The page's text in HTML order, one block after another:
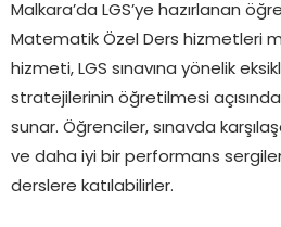
Malkara’da LGS’ye hazırlanan
Matematik Özel Ders hizmetleri
hizmeti, LGS sınavına yönelik
stratejilerinin öğretilmesi
sunar. Öğrenciler, sınavda
ve daha iyi bir performans
derslere katılabilirler.